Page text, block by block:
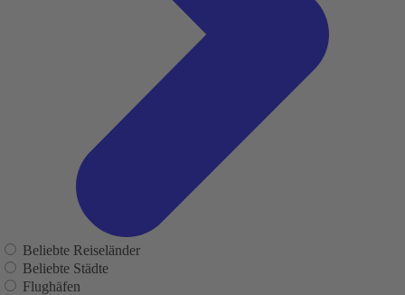
Beliebte Reiseländer
Beliebte Städte
Flughäfen